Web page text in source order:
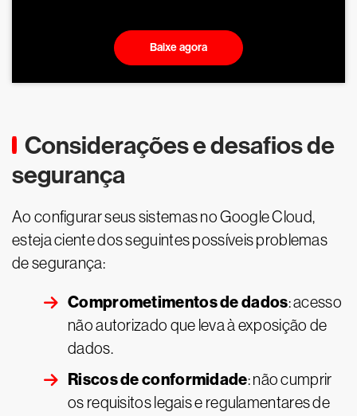
Baixe agora
Considerações e desafios de
segurança
Ao configurar seus sistemas no Google Cloud,
esteja ciente dos seguintes possíveis problemas
de segurança:
Comprometimentos de dados: acesso
não autorizado que leva à exposição de
dados.
Riscos de conformidade: não cumprir
os requisitos legais e regulamentares de